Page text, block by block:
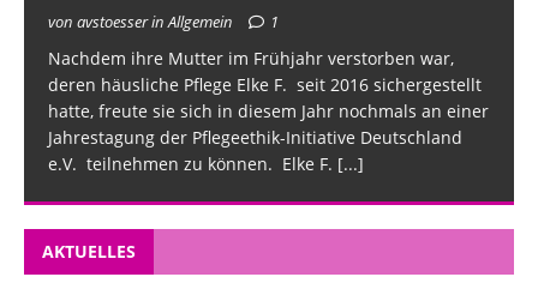
von avstoesser in Allgemein 1
Nachdem ihre Mutter im Frühjahr verstorben war,
deren häusliche Pflege Elke F. seit 2016 sichergestellt
hatte, freute sie sich in diesem Jahr nochmals an einer
Jahrestagung der Pflegeethik-Initiative Deutschland
e.V. teilnehmen zu können. Elke F. [...]
AKTUELLES